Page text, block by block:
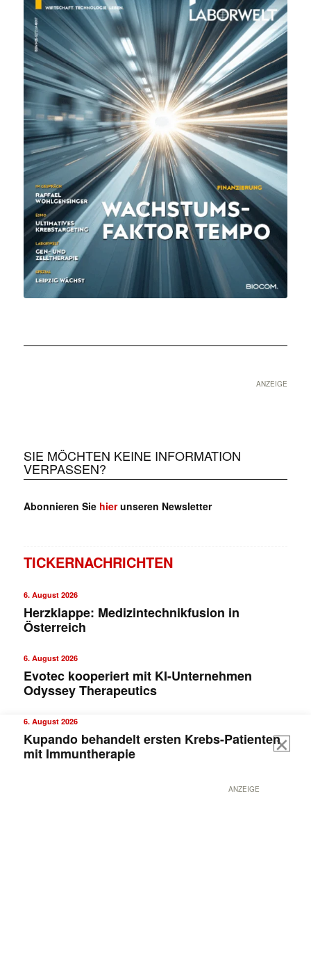
ANZEIGE
SIE MÖCHTEN KEINE INFORMATION
VERPASSEN?
Abonnieren Sie hierunseren Newsletter
TICKERNACHRICHTEN
6. August 2026
Herzklappe: Medizintechnikfusion in
Österreich
6. August 2026
Evotec kooperiert mit KI-Unternehmen
Odyssey Therapeutics
6. August 2026
Kupando behandelt ersten Krebs-Patienten
mit Immuntherapie
ANZEIGE